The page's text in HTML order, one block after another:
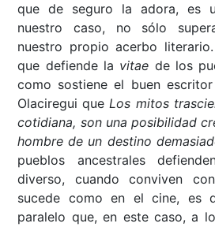
que de seguro la adora, es
nuestro caso, no sólo
nuestro propio acerbo
que defiende la vitae de los
como sostiene el buen
Olaciregui queLos mitos
cotidiana, son una posibilidad
hombre de un destino
pueblos ancestrales
diverso, cuando conviven
sucede como en el cine, es
paralelo que, en este caso, a